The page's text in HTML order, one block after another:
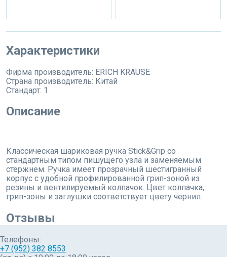
Характеристики
Фирма производитель: ERICH KRAUSE
Страна производитель: Китай
Стандарт: 1
Описание
Классическая шариковая ручка Stick&Grip со
стандартным типом пишущего узла и заменяемым
стержнем. Ручка имеет прозрачный шестигранный
корпус с удобной профилированной грип-зоной из
резины и вентилируемый колпачок. Цвет колпачка,
грип-зоны и заглушки соответствует цвету чернил.
Отзывы
Телефоны:
+7 (952) 382 8553